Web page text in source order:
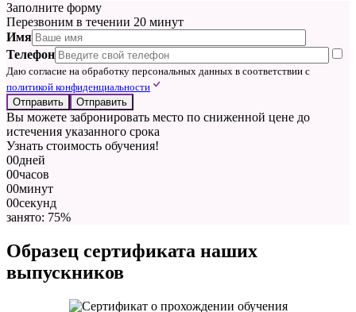
Заполните форму
Перезвоним в течении 20 минут
Имя
Телефон
Даю согласие на обработку персональных данных в соответствии с
политикой конфиденциальности
Отправить
Вы можете забронировать место по сниженной цене до
истечения указанного срока
Узнать стоимость обучения!
00дней
00часов
00минут
00секунд
занято: 75%
Образец сертификата наших
выпускников